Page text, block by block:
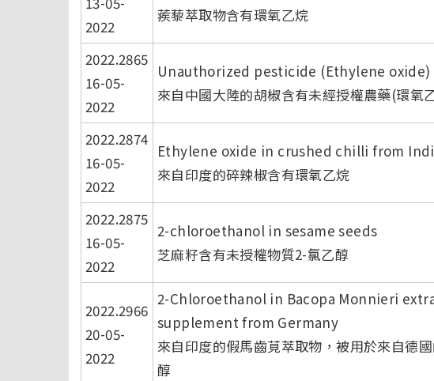
2022
蒺藜萃取物含有環氧乙烷
2022.2865
16-05-
2022
Unauthorized pesticide (Ethylene
來自中國大陸的胡椒含有未經授權農藥(環氧
2022.2874
16-05-
2022
Ethylene oxide in crushed chilli from
來自印度的碎辣椒含有環氧乙烷
2022.2875
16-05-
2022
2-chloroethanol in sesame seeds
芝麻籽含有未授權物質2-氯乙醇
2022.2966
20-05-
2022
2-Chloroethanol in Bacopa Monnieri
supplement from Germany
來自印度的假馬齒莧萃取物，被用於來自德
醇